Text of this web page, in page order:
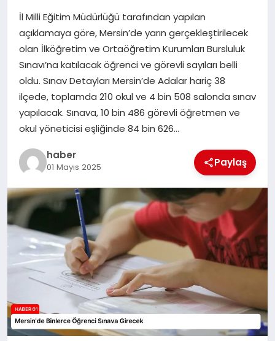
MAGAZIN
İl Milli Eğitim Müdürlüğü tarafından yapılan
açıklamaya göre, Mersin’de yarın gerçekleştirilecek
olan İlköğretim ve Ortaöğretim Kurumları Bursluluk
Sınavı’na katılacak öğrenci ve görevli sayıları belli
oldu. Sınav Detayları Mersin’de Adalar hariç 38
ilçede, toplamda 210 okul ve 4 bin 508 salonda sınav
yapılacak. Sınava, 10 bin 486 görevli öğretmen ve
okul yöneticisi eşliğinde 84 bin 626…
haber
01 Mayıs 2025 Paylaş